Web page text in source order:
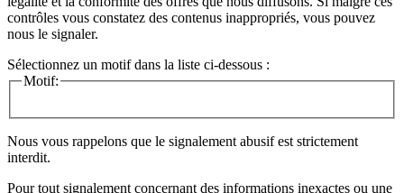
contrôles vous constatez des contenus inappropriés, vous pouvez
nous le signaler.
Sélectionnez un motif dans la liste ci-dessous :
Motif:
Nous vous rappelons que le signalement abusif est strictement
interdit.
Pour tout signalement concernant des informations inexactes ou une